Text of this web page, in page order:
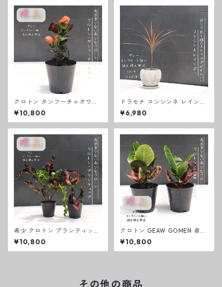
クロトン タンフーチャオワン
卓上サイズ 観葉植物 熱帯植物
テーブルサイズ
¥10,800
ドラセナ コンシンネ レインボ
ー 観葉植物 お祝い 卓上サイズ
テーブルサイズ グレーコンク
リート鉢ギフト 開店祝い ラッ
プレゼント 開店祝い 観葉植物
新築祝い お中元 お歳暮 熱帯植
¥6,980
希少 クロトン プランティップ
prang thip 卓上サイズ 観葉植
物 熱帯植物 テーブルサイズ
¥10,800
クロトン GEAW GOMEN 卓上
サイズ 観葉植物 熱帯植物 テー
ブルサイズ
¥10,800
その他の商品